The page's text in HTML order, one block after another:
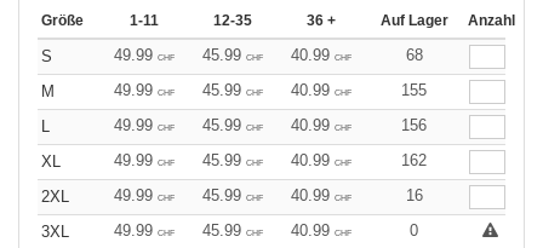
Größe 1-11 12-35 36 + Auf Lager Anzahl
S 49.99 CHF 45.99 CHF 40.99 CHF
68
M
49.99 CHF 45.99 CHF 40.99 CHF
155
L
49.99 CHF 45.99 CHF 40.99 CHF
156
XL
49.99 CHF 45.99 CHF 40.99 CHF
162
2XL
49.99 CHF 45.99 CHF 40.99 CHF
16
3XL
49.99 CHF 45.99 CHF 40.99 CHF
0